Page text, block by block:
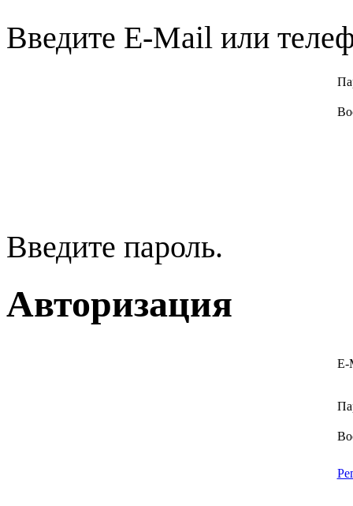
Введите E-Mail или
Введите пароль.
Авторизация
E-